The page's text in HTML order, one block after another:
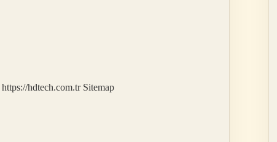
https://hdtech.com.tr Sitemap